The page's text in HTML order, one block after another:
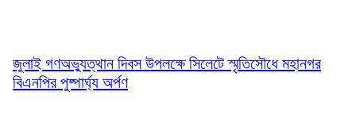
জুলাই গণঅভ্যুত্থান দিবস উপলক্ষে সিলেটে স্মৃতিসৌধে মহানগর
বিএনপির পুষ্পার্ঘ্য অর্পণ